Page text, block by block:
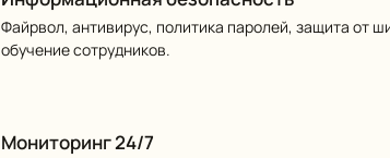
Файрвол, антивирус, политика паролей, защита от
обучение сотрудников.
Мониторинг 24/7